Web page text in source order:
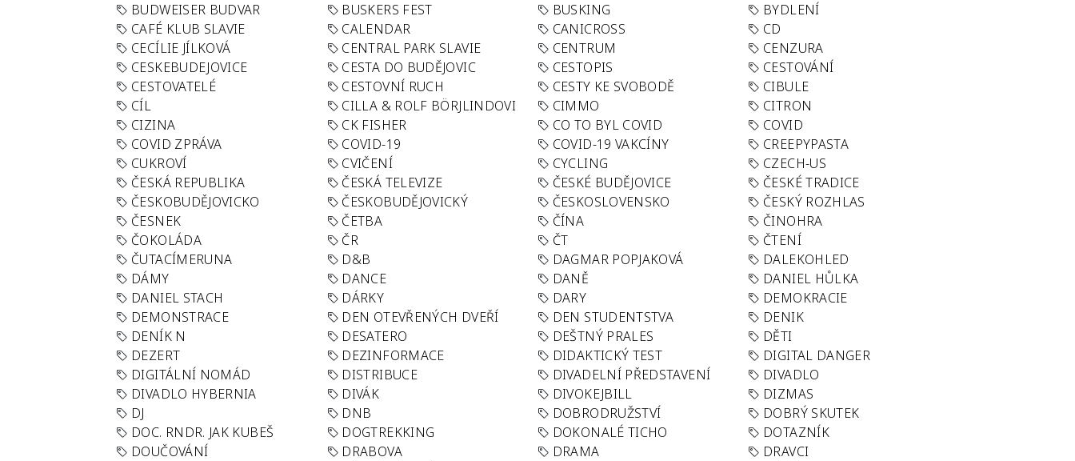
BUDWEISER BUDVAR
BUSKERS FEST BUSKING
BYDLENÍ
CAFÉ KLUB SLAVIE
CALENDAR CANICROSS
CD
CECÍLIE JÍLKOVÁ
CENTRAL PARK SLAVIE CENTRUM
CENZURA
CESKEBUDEJOVICE
CESTA DO BUDĚJOVIC CESTOPIS
CESTOVÁNÍ
CESTOVATELÉ
CESTOVNÍ RUCH CESTY KE SVOBODĚ
CIBULE
CÍL
CILLA & ROLF BÖRJLINDOVI CIMMO
CITRON
CIZINA
CK FISHER CO TO BYL COVID
COVID
COVID ZPRÁVA
COVID-19 COVID-19 VAKCÍNY
CREEPYPASTA
CUKROVÍ
CVIČENÍ CYCLING
CZECH-US
ČESKÁ REPUBLIKA
ČESKÁ TELEVIZE ČESKÉ BUDĚJOVICE
ČESKÉ TRADICE
ČESKOBUDĚJOVICKO
ČESKOBUDĚJOVICKÝ ČESKOSLOVENSKO
ČESKÝ ROZHLAS
ČESNEK
ČETBA ČÍNA
ČINOHRA
ČOKOLÁDA
ČR ČT
ČTENÍ
ČUTACÍMERUNA
D&B DAGMAR POPJAKOVÁ
DALEKOHLED
DÁMY
DANCE DANĚ
DANIEL HŮLKA
DANIEL STACH
DÁRKY DARY
DEMOKRACIE
DEMONSTRACE
DEN OTEVŘENÝCH DVEŘÍ DEN STUDENTSTVA
DENIK
DENÍK N
DESATERO DEŠTNÝ PRALES
DĚTI
DEZERT
DEZINFORMACE DIDAKTICKÝ TEST
DIGITAL DANGER
DIGITÁLNÍ NOMÁD
DISTRIBUCE DIVADELNÍ PŘEDSTAVENÍ
DIVADLO
DIVADLO HYBERNIA
DIVÁK DIVOKEJBILL
DIZMAS
DJ
DNB DOBRODRUŽSTVÍ
DOBRÝ SKUTEK
DOC. RNDR. JAK KUBEŠ
DOGTREKKING DOKONALÉ TICHO
DOTAZNÍK
DOUČOVÁNÍ
DRABOVA DRAMA
DRAVCI